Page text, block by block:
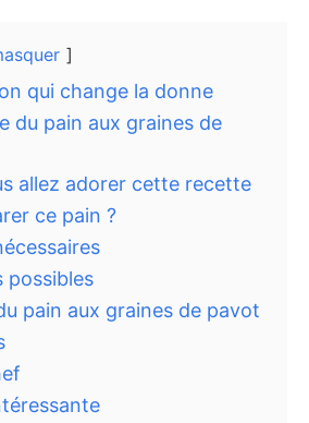
qui change la donne
du pain aux graines de
allez adorer cette recette
ce pain ?
possibles
pain aux graines de pavot